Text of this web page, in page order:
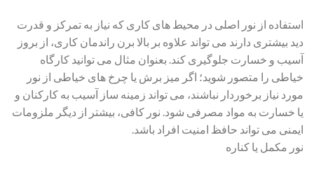
استفاده از نور اصلی در محیط های کاری که نیاز به تمرکز و قدرت
دید بیشتری دارند می تواند علاوه بر بالا برن راندمان کاری، از بروز
آسیب و خسارت جلوگیری کند. بعنوان مثال می توانید کارگاه
خیاطی را متصور شوید؛ اگر میز برش یا چرخ های خیاطی از نور
مورد نیاز برخوردار نباشند، می تواند زمینه ساز آسیب به کارکنان و
یا خسارت به مواد مصرفی شود. نور کافی، بیشتر از دیگر ملزومات
ایمنی می تواند حافظ امنیت افراد باشد.
نور مکمل یا کناره